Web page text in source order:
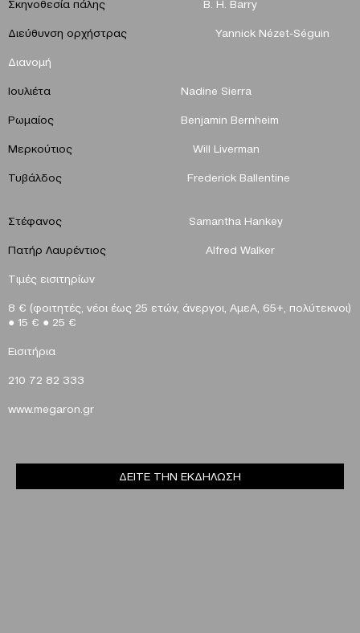
Σκηνοθεσία πάλης B. H. Barry
Διεύθυνση ορχήστρας Yannick Nézet-Séguin
Διανομή
Ιουλιέτα Nadine Sierra
Ρωμαίος Benjamin Bernheim
Μερκούτιος Will Liverman
Τυβάλδος Frederick Ballentine
Στέφανος Samantha Hankey
Πατήρ Λαυρέντιος Alfred Walker
Τιμές εισιτηρίων
8 € (φοιτητές, νέοι έως 25 ετών, άνεργοι, ΑμεΑ, 65+, πολύτεκνοι)
● 15 € ● 25 €
Eισιτήρια
210 72 82 333
www.megaron gr
ΔΕΙΤΕ ΤΗΝ ΕΚΔΗΛΩΣΗ